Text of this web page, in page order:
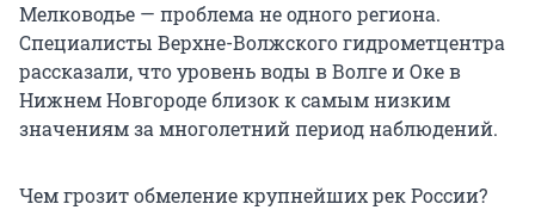
Мелководье — проблема не одного региона.
Специалисты Верхне-Волжского гидрометцентра
рассказали, что уровень воды в Волге и Оке в
Нижнем Новгороде близок к самым низким
значениям за многолетний период наблюдений.
Чем грозит обмеление крупнейших рек России?